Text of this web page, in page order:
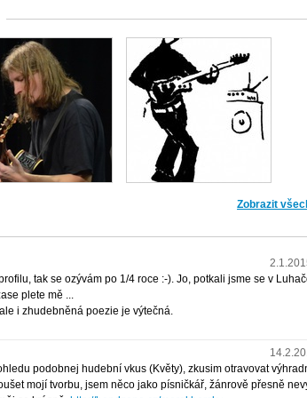
Burlesquers (2012)
Zobrazit
tak se ozývám po 1/4 roce :-). Jo, potkali jsme se v
plete mě ...
i zhudebněná poezie je výtečná.
podobnej hudební vkus (Květy), zkusim otravovat
mojí tvorbu, jsem něco jako písničkář, žánrově přesně